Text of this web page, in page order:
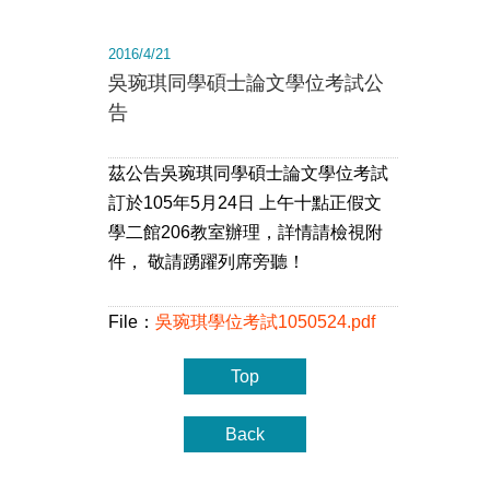
2016/4/21
吳琬琪同學碩士論文學位考試公
告
茲公告吳琬琪同學碩士論文學位考試
訂於105年5月24日 上午十點正假文
學二館206教室辦理，詳情請檢視附
件， 敬請踴躍列席旁聽！
File： 吳琬琪學位考試1050524.pdf
Top
Back